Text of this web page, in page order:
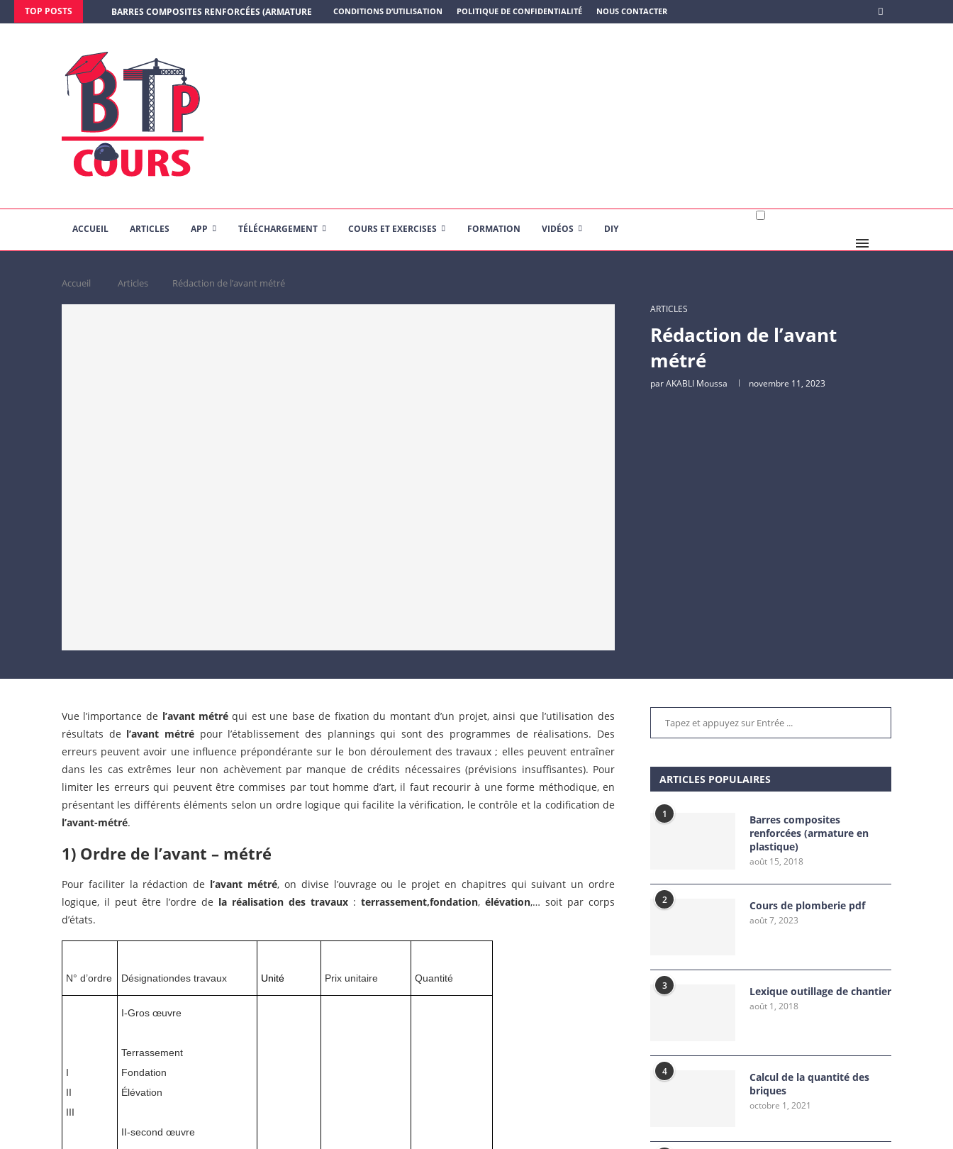
TOP POSTS BARRES COMPOSITES RENFORCÉES (ARMATURE EN PLASTIQUE)CONDITIONS D’UTILISATION POLITIQUE DE CONFIDENTIALITÉ NOUS CONTACTER
ACCUEIL ARTICLES APP TÉLÉCHARGEMENT COURS ET EXERCISES FORMATION VIDÉOS DIY
Accueil Articles Rédaction de l’avant métré
ARTICLES
Rédaction de l’avant
métré
parAKABLI Moussa novembre 11, 2023
Vue l’importance de l’avant métré qui est une base de fixation du montant d’un projet, ainsi que l’utilisation des
résultats de l’avant métrépour l’établissement des plannings qui sont des programmes de réalisations. Des
erreurs peuvent avoir une influence prépondérante sur le bon déroulement des travaux ; elles peuvent entraîner
dans les cas extrêmes leur non achèvement par manque de crédits nécessaires (prévisions insuffisantes). Pour
limiter les erreurs qui peuvent être commises par tout homme d’art, il faut recourir à une forme méthodique, en
présentant les différents éléments selon un ordre logique qui facilite la vérification, le contrôle et la codification de
l’avant-métré.
1) Ordre de l’avant – métré
Pour faciliter la rédaction de l’avant métré, on divise l’ouvrage ou le projet en chapitres qui suivant un ordre
logique, il peut être l’ordre de la réalisation des travaux : terrassement,fondation, élévation,… soit par corps
d’états.
N° d’ordre Désignationdes travaux Unité Prix unitaire Quantité
I
II
III
I-Gros œuvre
Terrassement
Fondation
Élévation
II-second œuvre
ARTICLES POPULAIRES
1
Barres composites
renforcées (armature en
plastique)
août 15, 2018
2 Cours de plomberie pdf
août 7, 2023
3 Lexique outillage de chantier
août 1, 2018
4
Calcul de la quantité des
briques
octobre 1, 2021